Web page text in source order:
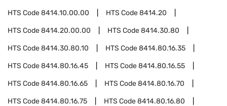
HTS Code8414.10.00.00 HTS Code8414.20
HTS Code8414.20.00.00 HTS Code8414.30.80
HTS Code8414.30.80.10 HTS Code8414.80.16.35
HTS Code8414.80.16.45 HTS Code8414.80.16.55
HTS Code8414.80.16.65 HTS Code8414.80.16.70
HTS Code8414.80.16.75 HTS Code8414.80.16.80